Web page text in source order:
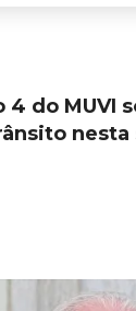
4 do MUVI
nesta